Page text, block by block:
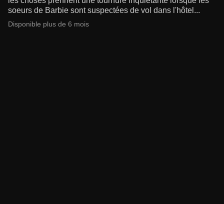
soeurs de Barbie sont suspectées de vol dans l'hôtel...
Disponible plus de 6 mois